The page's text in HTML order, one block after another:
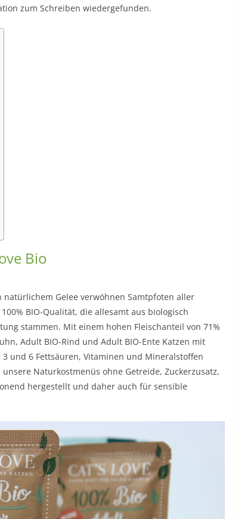
zum Schreiben wiedergefunden.
Bio
natürlichem Gelee verwöhnen Samtpfoten aller
BIO-Qualität, die allesamt aus biologisch
stammen. Mit einem hohen Fleischanteil von 71%
Adult BIO-Rind und Adult BIO-Ente Katzen mit
und 6 Fettsäuren, Vitaminen und Mineralstoffen
Naturkostmenüs ohne Getreide, Zuckerzusatz,
hergestellt und daher auch für sensible